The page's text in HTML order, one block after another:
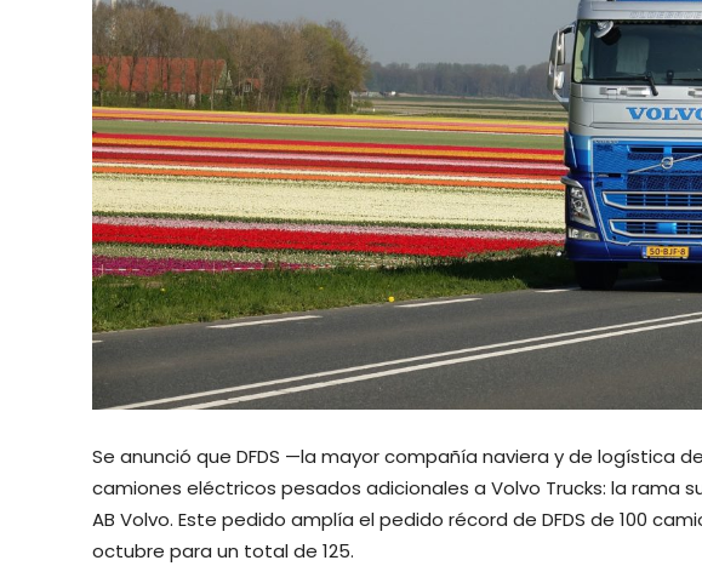
Se anunció que DFDS —la mayor compañía naviera y de logística
camiones eléctricos pesados adicionales a Volvo Trucks: la rama
AB Volvo. Este pedido amplía el pedido récord de DFDS de 100
octubre para un total de 125.